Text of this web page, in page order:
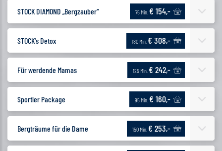
STOCK DIAMOND „Bergzauber“ 75 Min. € 154,-
STOCK's Detox 180 Min. € 308,-
Für werdende Mamas 125 Min. € 242,-
Sportler Package 95 Min. € 160,-
Bergträume für die Dame 150 Min. € 253,-